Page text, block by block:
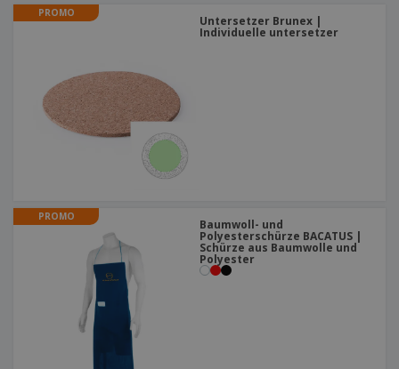
PROMO
Untersetzer Brunex |
Individuelle untersetzer
PROMO
Baumwoll- und
Polyesterschürze BACATUS |
Schürze aus Baumwolle und
Polyester